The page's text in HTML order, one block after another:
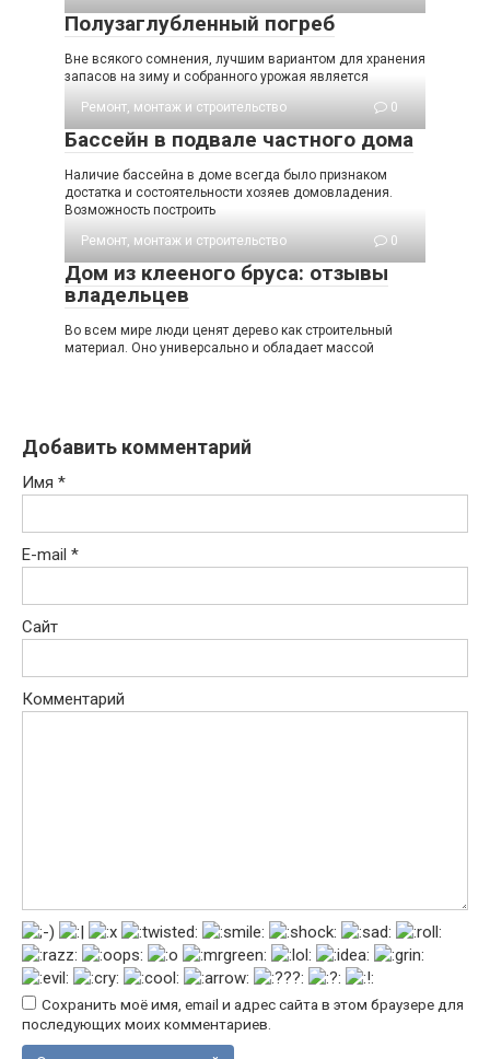
Полузаглубленный погреб
Вне всякого сомнения, лучшим вариантом для хранения
запасов на зиму и собранного урожая является
Ремонт, монтаж и строительство
0
Бассейн в подвале частного дома
Наличие бассейна в доме всегда было признаком
достатка и состоятельности хозяев домовладения.
Возможность построить
Ремонт, монтаж и строительство
0
Дом из клееного бруса: отзывы
владельцев
Во всем мире люди ценят дерево как строительный
материал. Оно универсально и обладает массой
Добавить комментарий
Имя *
E-mail *
Сайт
Комментарий
Сохранить моё имя, email и адрес сайта в этом браузере для
последующих моих комментариев.